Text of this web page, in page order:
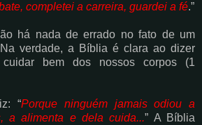
completei a carreira, guardei a fé.”
há nada de errado no fato de um
verdade, a Bíblia é clara ao dizer
bem dos nossos corpos (1
“Porque ninguém jamais odiou a
a alimenta e delacuida...” A Bíblia